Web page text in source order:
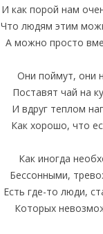
И как порой нам
Что людям этим
А можно просто
Они поймут, они
Поставят чай на
И вдруг теплом
Как хорошо, что
Как иногда
Бессонными,
Есть где-то люди,
Которых